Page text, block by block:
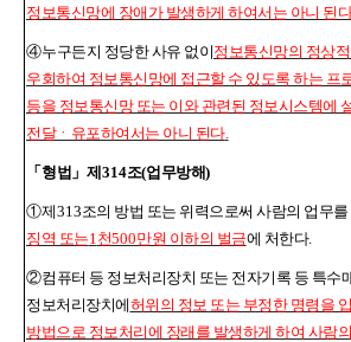
정보통신망에 장애가 발생하게 하여서는 아니 된다
④누구든지 정당한 사유 없이정보통신망의 정상
우회하여 정보통신망에 접근할 수 있도록 하는 프
등을 정보통신망 또는 이와 관련된 정보시스템에
전달ㆍ유포하여서는 아니 된다.
「 형법 」 제 314조(업무방해)
①제313조의 방법 또는 위력으로써 사람의 업무
징역 또는1천500만원 이하의 벌금에 처한다.
②컴퓨터 등 정보처리장치 또는 전자기록 등 특수
정보처리장치에허위의 정보 또는 부정한 명령을
방법으로 정보처리에 장래를 발생하게 하여 사람